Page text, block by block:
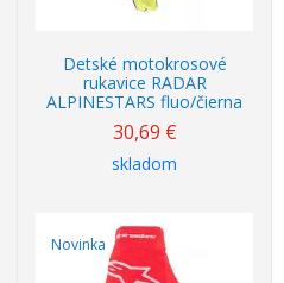
Detské motokrosové
rukavice RADAR
ALPINESTARS fluo/čierna
30,69 €
skladom
Novinka